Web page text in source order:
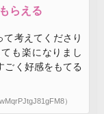
らえる
て考えてくださり
も楽になりまし
ごく好感をもてる
）